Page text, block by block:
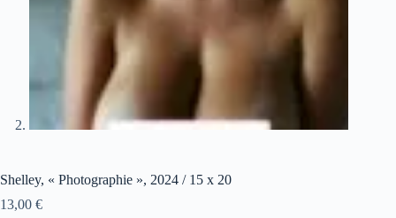
Shelley, « Photographie », 2024 / 15 x 20
13,00 €